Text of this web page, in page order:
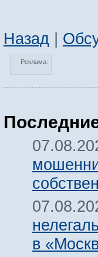
Назад |
Реклама:
в